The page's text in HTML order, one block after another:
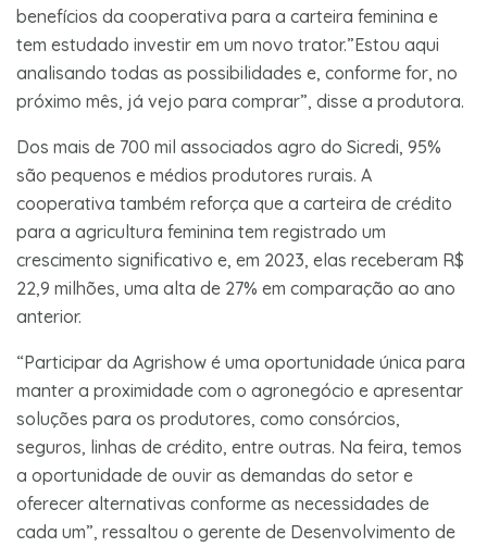
benefícios da cooperativa para a carteira feminina e
tem estudado investir em um novo trator.”Estou aqui
analisando todas as possibilidades e, conforme for, no
próximo mês, já vejo para comprar”, disse a produtora.
Dos mais de 700 mil associados agro do Sicredi, 95%
são pequenos e médios produtores rurais. A
cooperativa também reforça que a carteira de crédito
para a agricultura feminina tem registrado um
crescimento significativo e, em 2023, elas receberam R$
22,9 milhões, uma alta de 27% em comparação ao ano
anterior.
“Participar da Agrishow é uma oportunidade única para
manter a proximidade com o agronegócio e apresentar
soluções para os produtores, como consórcios,
seguros, linhas de crédito, entre outras. Na feira, temos
a oportunidade de ouvir as demandas do setor e
oferecer alternativas conforme as necessidades de
cada um”, ressaltou o gerente de Desenvolvimento de